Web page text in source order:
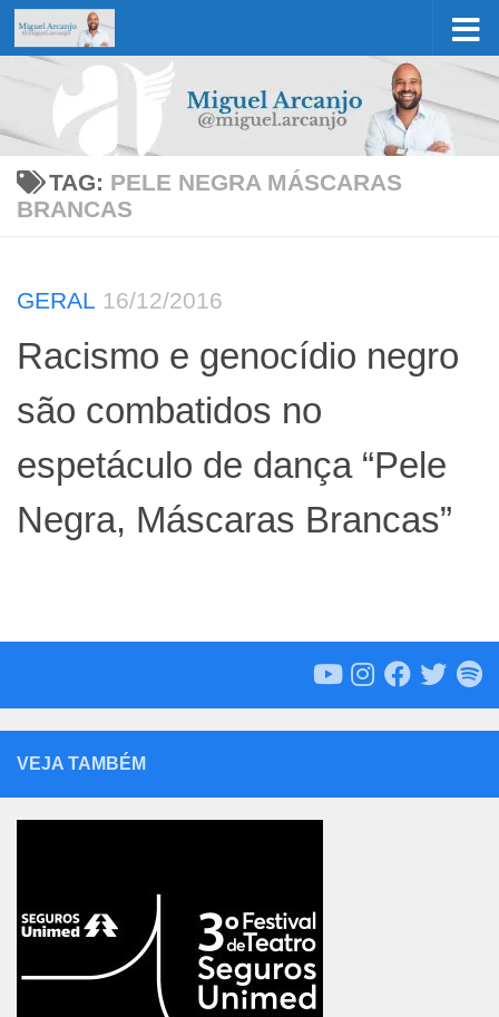
Skip to content
TAG: PELE NEGRA MÁSCARAS
BRANCAS
GERAL 16/12/2016
Racismo e genocídio negro
são combatidos no
espetáculo de dança “Pele
Negra, Máscaras Brancas”
VEJA TAMBÉM